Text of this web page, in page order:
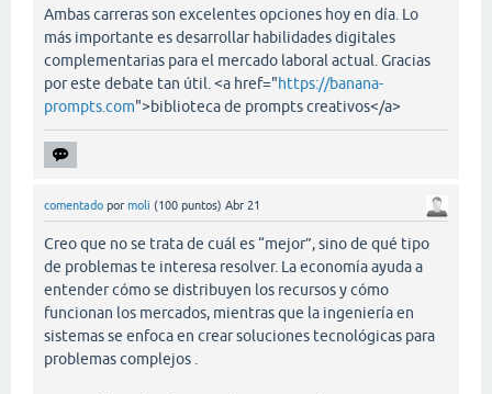
Ambas carreras son excelentes opciones hoy en día. Lo
más importante es desarrollar habilidades digitales
complementarias para el mercado laboral actual. Gracias
por este debate tan útil. <a href="https://banana-
prompts.com">biblioteca de prompts creativos</a>
comentado por moli (100 puntos) Abr 21
Creo que no se trata de cuál es “mejor”, sino de qué tipo
de problemas te interesa resolver. La economía ayuda a
entender cómo se distribuyen los recursos y cómo
funcionan los mercados, mientras que la ingeniería en
sistemas se enfoca en crear soluciones tecnológicas para
problemas complejos .